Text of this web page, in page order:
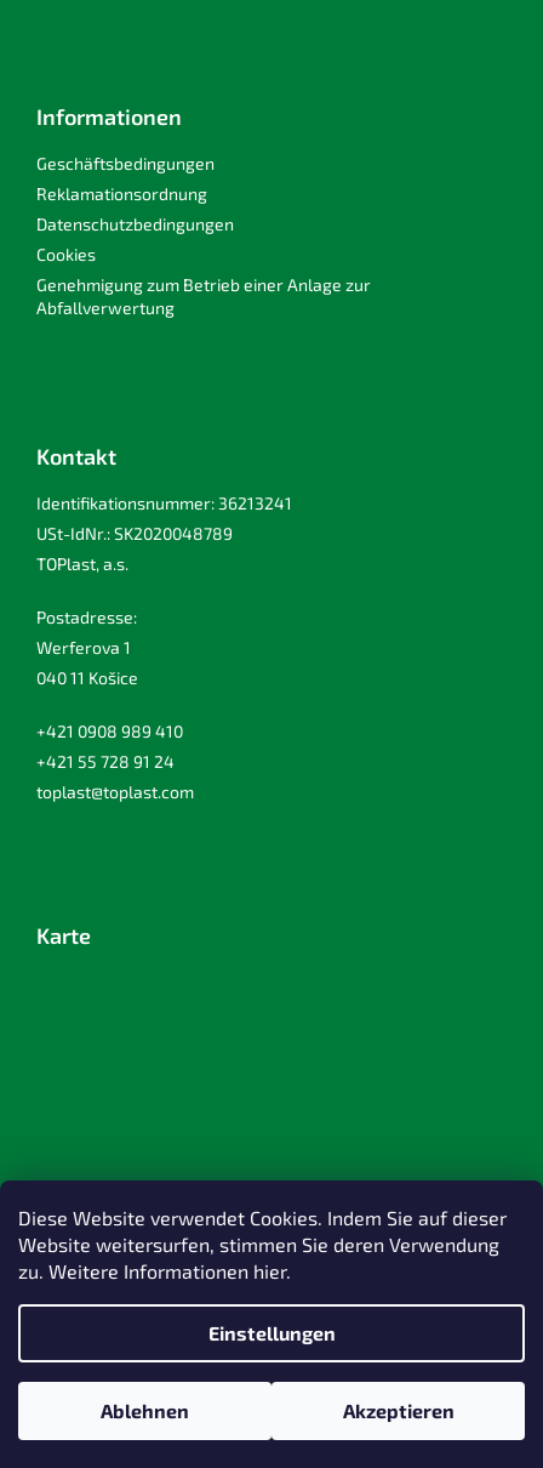
Diese Website verwendet Cookies. Indem Sie auf dieser
Website weitersurfen, stimmen Sie deren Verwendung
zu. Weitere Informationen hier.
Einstellungen
Ablehnen Akzeptieren
Informationen
Geschäftsbedingungen
Reklamationsordnung
Datenschutzbedingungen
Cookies
Genehmigung zum Betrieb einer Anlage zur
Abfallverwertung
Kontakt
Identifikationsnummer: 36213241
USt-IdNr.: SK2020048789
TOPlast, a.s.
Postadresse:
Werferova 1
040 11 Košice
+421 0908 989 410
+421 55 728 91 24
toplast@toplast.com
Karte
Erstellt von Shoptet
Copyright 2026TOPlast, a.s. . Alle Rechte vorbehalten.